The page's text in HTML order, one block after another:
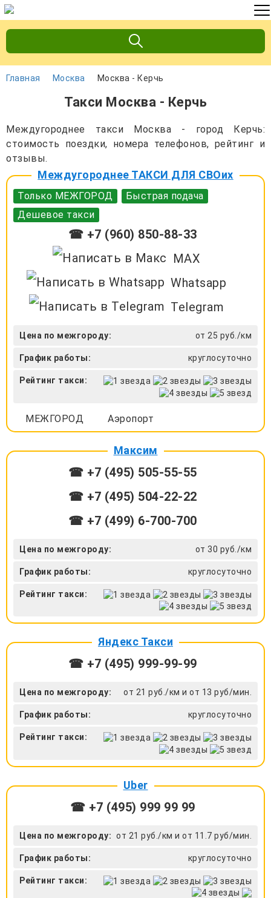
Главная Москва Москва - Керчь
Такси Москва - Керчь
Междугороднее такси Москва - город Керчь:
стоимость поездки, номера телефонов, рейтинг и
отзывы.
Междугороднее ТАКСИ ДЛЯ СВОих
Только МЕЖГОРОД
Быстрая подача
Дешевое такси
☎ +7 (960) 850-88-33
MAX
Whatsapp
Telegram
Цена по межгороду: от 25 руб./км
График работы: круглосуточно
Рейтинг такси:
МЕЖГОРОД Аэропорт
Максим
☎ +7 (495) 505-55-55
☎ +7 (495) 504-22-22
☎ +7 (499) 6-700-700
Цена по межгороду: от 30 руб./км
График работы: круглосуточно
Рейтинг такси:
Яндекс Такси
☎ +7 (495) 999-99-99
Цена по межгороду: от 21 руб./км и от 13 руб/мин.
График работы: круглосуточно
Рейтинг такси:
Uber
☎ +7 (495) 999 99 99
Цена по межгороду: от 21 руб./км и от 11.7 руб/мин.
График работы: круглосуточно
Рейтинг такси: